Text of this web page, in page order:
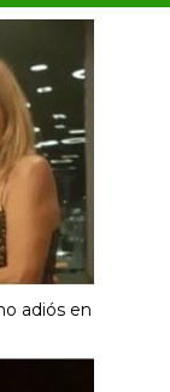
adiós en